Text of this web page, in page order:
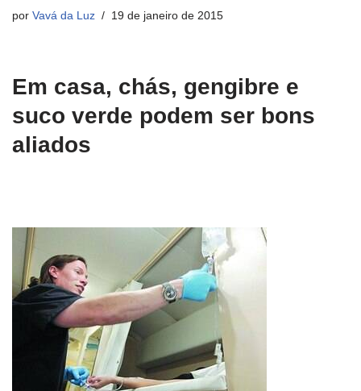
por Vavá da Luz 19 de janeiro de 2015
Em casa, chás, gengibre e
suco verde podem ser bons
aliados